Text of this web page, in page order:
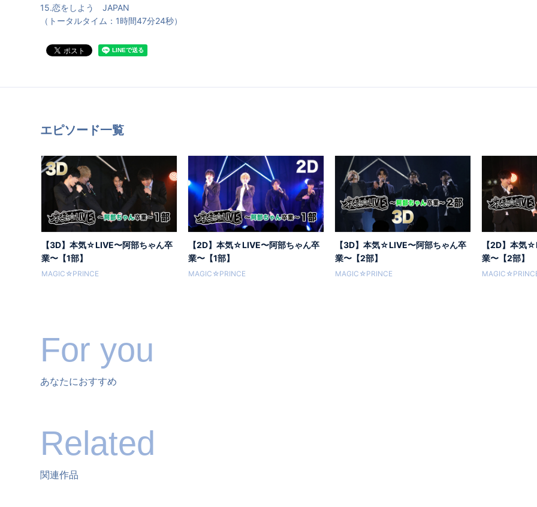
15.恋をしよう JAPAN
（トータルタイム：1時間47分24秒）
エピソード一覧
【3D】本気☆LIVE〜阿部ちゃん卒
業〜【1部】
MAGIC☆PRINCE
【2D】本気☆LIVE〜阿部ちゃん卒
業〜【1部】
MAGIC☆PRINCE
【3D】本気☆LIVE〜阿部ちゃん卒
業〜【2部】
MAGIC☆PRINCE
【2D】本気
業〜【2部】
For you
あなたにおすすめ
Related
関連作品